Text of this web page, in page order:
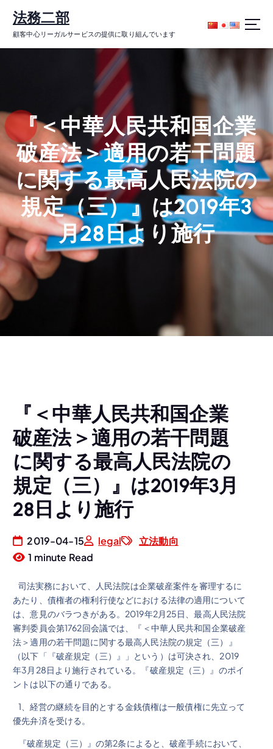
ン
ッ
プ
法務二部
顧客中心リーガルサービスの提供に取り組んでいます
『＜中華人民共和国企業
破産法＞適用の若干問題
に関する最高人民法院の
規定（三）』は2019年3
月28日より施行
『＜中華人民共和国企業
破産法＞適用の若干問題
に関する最高人民法院の
規定（三）』は2019年3月
28日より施行
2019-04-15 legal
立法動向
1 minute Read
司法実務において、人民法院は企業破産案件を審理するに
あたり、債権者の権利行使などにおける法律の適用について
は、意見のバラつきがある。2019年2月25日、最高人民法院
審判委員会第1762回会議では、『＜中華人民共和国企業破産
法＞適用の若干問題に関する最高人民法院の規定（三）』
（以下「『破産規定（三）』」という）は可決され、2019
年3月28日より施行されている。『破産規定（三）』のポイ
ントは以下の通りである。
1、経営の継続を目的とする金銭債権は一般債権に先立って
優先弁済を受ける。
『破産規定（三）』の第2条によると、破産手続において、